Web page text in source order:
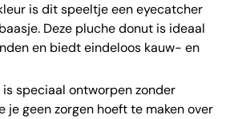
is dit speeltje een eyecatcher
Deze pluche donut is ideaal
en biedt eindeloos kauw- en
is speciaal ontworpen zonder
je geen zorgen hoeft te maken over